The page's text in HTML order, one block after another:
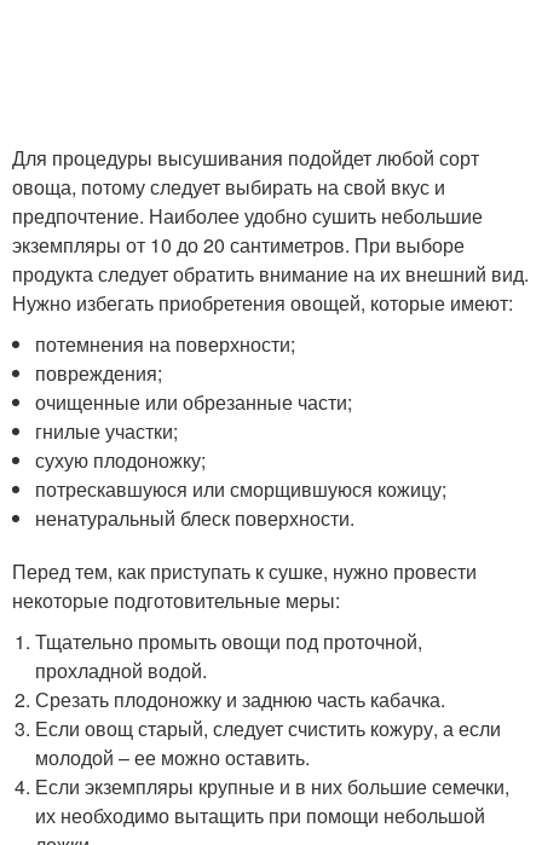
Для процедуры высушивания подойдет любой сорт
овоща, потому следует выбирать на свой вкус и
предпочтение. Наиболее удобно сушить небольшие
экземпляры от 10 до 20 сантиметров. При выборе
продукта следует обратить внимание на их внешний вид.
Нужно избегать приобретения овощей, которые имеют:
потемнения на поверхности;
повреждения;
очищенные или обрезанные части;
гнилые участки;
сухую плодоножку;
потрескавшуюся или сморщившуюся кожицу;
ненатуральный блеск поверхности.
Перед тем, как приступать к сушке, нужно провести
некоторые подготовительные меры:
Тщательно промыть овощи под проточной,
прохладной водой.
Срезать плодоножку и заднюю часть кабачка.
Если овощ старый, следует счистить кожуру, а если
молодой – ее можно оставить.
Если экземпляры крупные и в них большие семечки,
их необходимо вытащить при помощи небольшой